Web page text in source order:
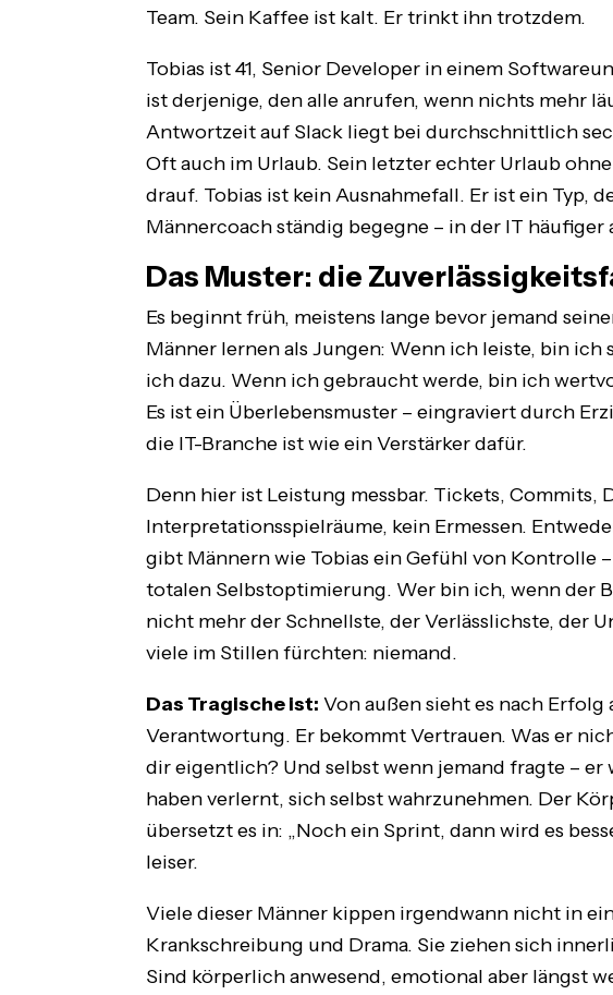
Team. Sein Kaffee ist kalt. Er trinkt ihn trotzdem.
Tobias ist 41, Senior Developer in einem
ist derjenige, den alle anrufen, wenn nichts mehr
Antwortzeit auf Slack liegt bei durchschnittlich
Oft auch im Urlaub. Sein letzter echter Urlaub
drauf. Tobias ist kein Ausnahmefall. Er ist ein Typ,
Männercoach ständig begegne – in der IT häufiger
Das Muster: die
Es beginnt früh, meistens lange bevor jemand
Männer lernen als Jungen: Wenn ich leiste, bin
ich dazu. Wenn ich gebraucht werde, bin ich
Es ist ein Überlebensmuster – eingraviert durch
die IT-Branche ist wie ein Verstärker dafür.
Denn hier ist Leistung messbar. Tickets, Commits,
Interpretationsspielräume, kein Ermessen.
gibt Männern wie Tobias ein Gefühl von Kontrolle
totalen Selbstoptimierung. Wer bin ich, wenn der
nicht mehr der Schnellste, der Verlässlichste, der
viele im Stillen fürchten: niemand.
Das Tragische ist: Von außen sieht es nach Erfolg
Verantwortung. Er bekommt Vertrauen. Was er
dir eigentlich? Und selbst wenn jemand fragte –
haben verlernt, sich selbst wahrzunehmen. Der
übersetzt es in: „Noch ein Sprint, dann wird es
leiser.
Viele dieser Männer kippen irgendwann nicht in
Krankschreibung und Drama. Sie ziehen sich
Sind körperlich anwesend, emotional aber längst